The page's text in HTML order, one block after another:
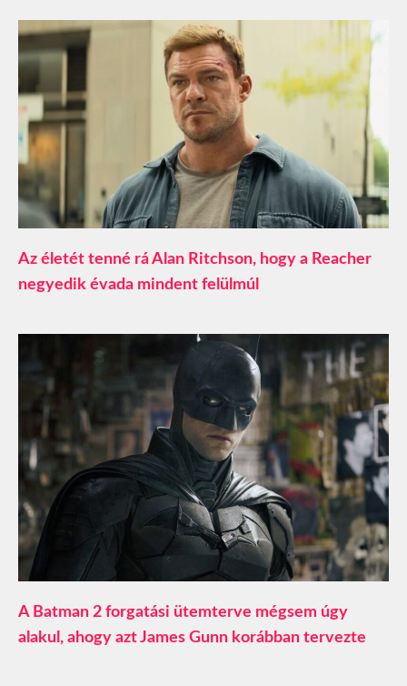
Az életét tenné rá Alan Ritchson, hogy a Reacher
negyedik évada mindent felülmúl
A Batman 2 forgatási ütemterve mégsem úgy
alakul, ahogy azt James Gunn korábban tervezte